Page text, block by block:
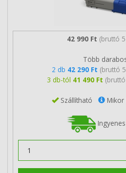
42 990 Ft (bruttó
Több
2 db 42 290 Ft (bruttó
3 db-tól 41 490 Ft
Szállítható